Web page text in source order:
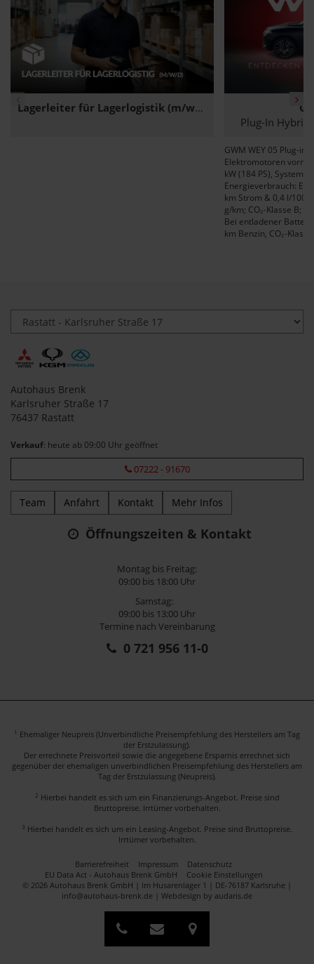
Stellenangebote Lagerleiter für Lagerlogistik (m/w/d)
E-
Über uns
News &
Plug-In
GWM WEY 05 Plug-in
Elektromotoren vorn
kW (184 PS),
Energieverbrauch:
km Strom & 0,4 l/100
g/km; CO₂-Klasse B;
Bei entladener
km Benzin, CO₂-
Autohaus Brenk
Karlsruher Straße 17
76437 Rastatt
Verkauf: heute ab 09:00 Uhr geöffnet
07222 - 91670
Team Anfahrt Kontakt Mehr Infos
Öffnungszeiten & Kontakt
Montag bis Freitag:
09:00 bis 18:00 Uhr
Samstag:
09:00 bis 13:00 Uhr
Termine nach Vereinbarung
0 721 956 11-0
1 Ehemaliger Neupreis (Unverbindliche Preisempfehlung des Herstellers am Tag
der Erstzulassung).
Der errechnete Preisvorteil sowie die angegebene Ersparnis errechnet sich
gegenüber der ehemaligen unverbindlichen Preisempfehlung des Herstellers am
Tag der Erstzulassung (Neupreis).
2 Hierbei handelt es sich um ein Finanzierungs-Angebot. Preise sind
Bruttopreise. Irrtümer vorbehalten.
3 Hierbei handelt es sich um ein Leasing-Angebot. Preise sind Bruttopreise.
Irrtümer vorbehalten.
Barrierefreiheit Impressum
Datenschutz
EU Data Act - Autohaus Brenk GmbH
Cookie Einstellungen
© 2026 Autohaus Brenk GmbH | Im Husarenlager 1 | DE-76187 Karlsruhe |
info@autohaus-brenk.de | Webdesign by audaris.de